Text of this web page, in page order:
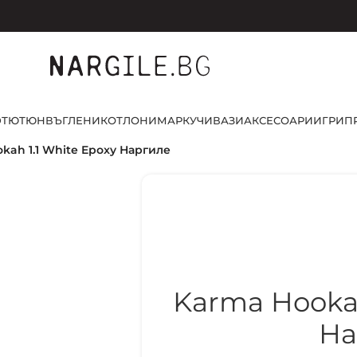
ТЮТЮНВЪГЛЕНИКОТЛОНИМАРКУЧИВАЗИАКСЕСОАРИИГРИ
1.1 White Epoxy Наргиле
Karma